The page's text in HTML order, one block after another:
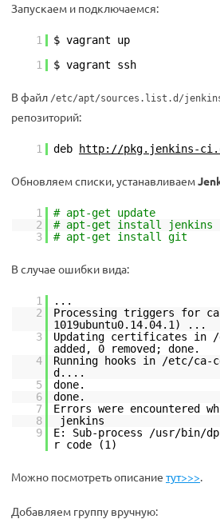
Запускаем и подключаемся:
1
$ vagrant up
1
$ vagrant ssh
В файл /etc/apt/sources.list.d/
репозиторий:
1 deb http://pkg.jenkins-
Обновляем списки, устанавливаем
1
# apt-get update
2
# apt-get install jenkins
3
# apt-get install git
В случае ошибки вида:
1
...
2
Processing triggers for
1019ubuntu0.14.04.1) ...
3
Updating certificates in
added, 0 removed; done.
4
Running hooks in /etc/
d....
5
done.
6
done.
7
Errors were encountered
8
jenkins
9
E: Sub-process /usr/bin/
r code (1)
Можно посмотреть описание тут>>>.
Добавляем группу вручную: